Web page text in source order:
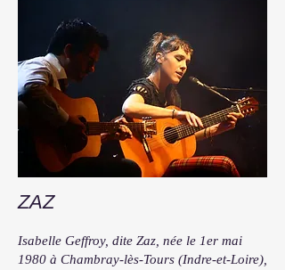
ZAZ
Isabelle Geffroy, dite Zaz, née le 1er mai
1980 à Chambray-lès-Tours (Indre-et-Loire),